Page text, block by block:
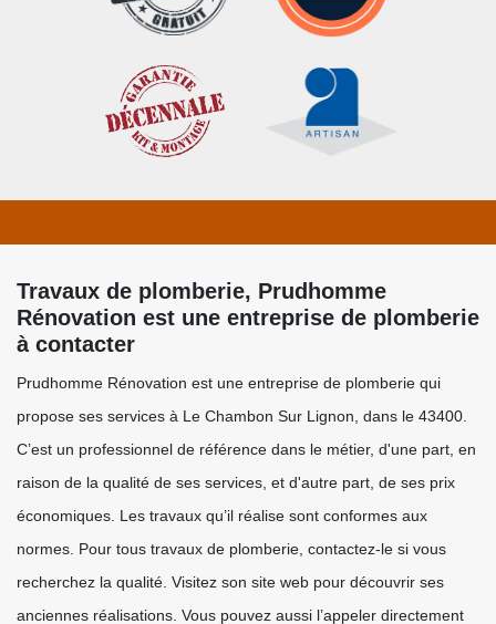
Travaux de plomberie, Prudhomme
Rénovation est une entreprise de plomberie
à contacter
Prudhomme Rénovation est une entreprise de plomberie qui
propose ses services à Le Chambon Sur Lignon, dans le 43400.
C’est un professionnel de référence dans le métier, d'une part, en
raison de la qualité de ses services, et d'autre part, de ses prix
économiques. Les travaux qu’il réalise sont conformes aux
normes. Pour tous travaux de plomberie, contactez-le si vous
recherchez la qualité. Visitez son site web pour découvrir ses
anciennes réalisations. Vous pouvez aussi l’appeler directement